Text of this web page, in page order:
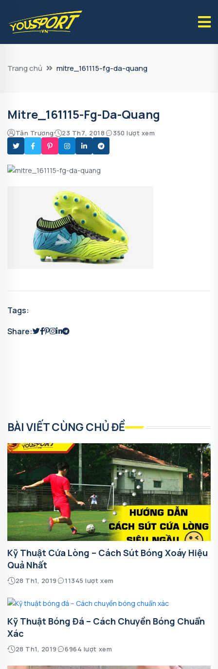
Trang chủ mitre_161115-fg-da-quang
Mitre_161115-Fg-Da-Quang
Tân Trương 23 Th7, 2018 350 lượt xem
Tags:
Share:
BÀI VIẾT CÙNG CHỦ ĐỀ
Kỹ Thuật Cứa Lòng – Cách Sút Bóng Xoáy Hiệu
Quả Nhất
28 Th1, 2019 11345 lượt xem
Kỹ Thuật Bóng Đá – Cách Chuyền Bóng Chuẩn
Xác
28 Th1, 2019 6964 lượt xem